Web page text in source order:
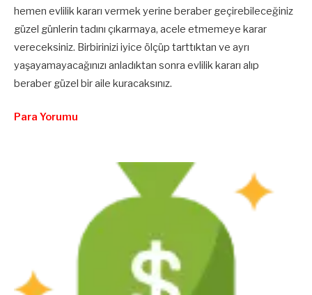
hemen evlilik kararı vermek yerine beraber geçirebileceğiniz
güzel günlerin tadını çıkarmaya, acele etmemeye karar
vereceksiniz. Birbirinizi iyice ölçüp tarttıktan ve ayrı
yaşayamayacağınızı anladıktan sonra evlilik kararı alıp
beraber güzel bir aile kuracaksınız.
Para Yorumu